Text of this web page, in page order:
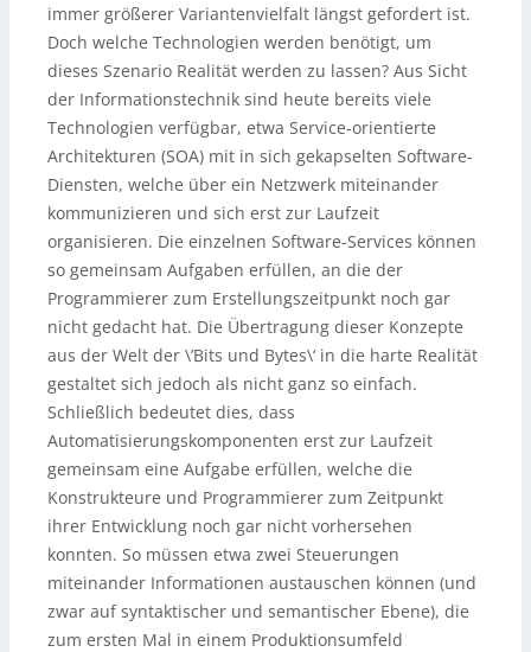
immer größerer Variantenvielfalt längst gefordert ist.
Doch welche Technologien werden benötigt, um
dieses Szenario Realität werden zu lassen? Aus Sicht
der Informationstechnik sind heute bereits viele
Technologien verfügbar, etwa Service-orientierte
Architekturen (SOA) mit in sich gekapselten Software-
Diensten, welche über ein Netzwerk miteinander
kommunizieren und sich erst zur Laufzeit
organisieren. Die einzelnen Software-Services können
so gemeinsam Aufgaben erfüllen, an die der
Programmierer zum Erstellungszeitpunkt noch gar
nicht gedacht hat. Die Übertragung dieser Konzepte
aus der Welt der \’Bits und Bytes\‘ in die harte Realität
gestaltet sich jedoch als nicht ganz so einfach.
Schließlich bedeutet dies, dass
Automatisierungskomponenten erst zur Laufzeit
gemeinsam eine Aufgabe erfüllen, welche die
Konstrukteure und Programmierer zum Zeitpunkt
ihrer Entwicklung noch gar nicht vorhersehen
konnten. So müssen etwa zwei Steuerungen
miteinander Informationen austauschen können (und
zwar auf syntaktischer und semantischer Ebene), die
zum ersten Mal in einem Produktionsumfeld